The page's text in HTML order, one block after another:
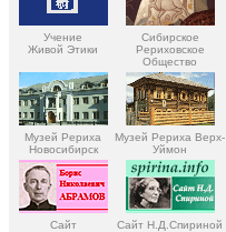
Учение
Живой Этики
Сибирское
Рериховское
Общество
Музей Рериха
Новосибирск
Музей Рериха Верх-
Уймон
Сайт
Сайт Н.Д.Спириной